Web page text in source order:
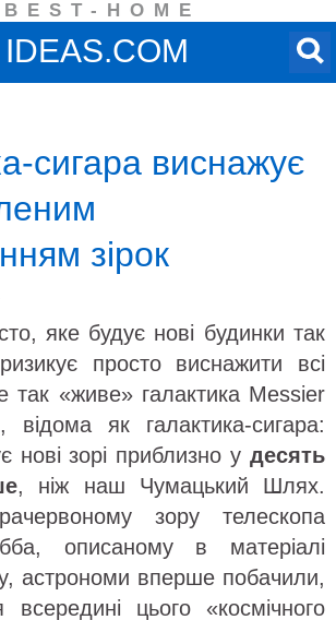
BEST-HOME
IDEAS.COM
сигара виснажує
зірок
яке будує нові будинки так
просто виснажити всі
так «живе» галактика Messier
як галактика-сигара:
нові зорі приблизно у десять
, ніж наш Чумацький Шлях.
зору телескопа
описаному в матеріалі
астрономи вперше побачили,
цього «космічного